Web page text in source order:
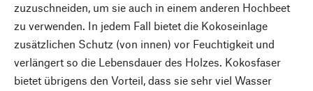
zuzuschneiden, um sie auch in einem anderen Hochbeet
zu verwenden. In jedem Fall bietet die Kokoseinlage
zusätzlichen Schutz (von innen) vor Feuchtigkeit und
verlängert so die Lebensdauer des Holzes. Kokosfaser
bietet übrigens den Vorteil, dass sie sehr viel Wasser